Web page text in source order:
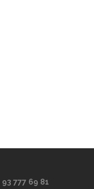
93 777 69 81